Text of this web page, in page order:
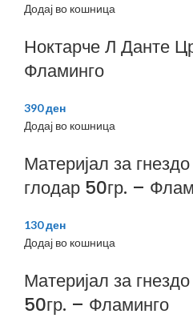
Додај во кошница
Ноктарче Л Данте
Фламинго
390ден
Додај во кошница
Материјал за
глодар 50гр. –
130ден
Додај во кошница
Материјал за
50гр. – Фламинго